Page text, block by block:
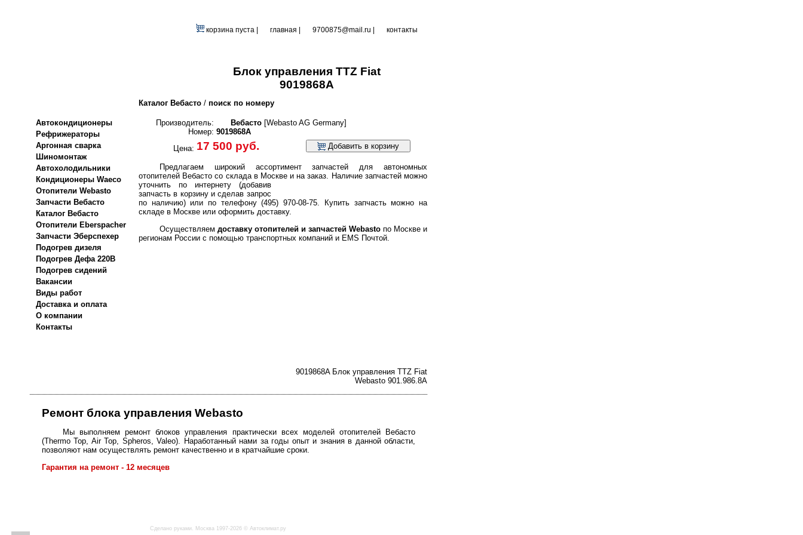
корзина пуста | главная 9700875@mail.ru | контакты
Блок управления TTZ Fiat
9019868A
Автокондиционеры
Рефрижераторы
Аргонная сварка
Шиномонтаж
Автохолодильники
Кондиционеры Waeco
Отопители Webasto
Запчасти Вебасто
Каталог Вебасто
Отопители Eberspacher
Запчасти Эберспехер
Подогрев дизеля
Подогрев Дефа 220В
Подогрев сидений
Вакансии
Виды работ
Доставка и оплата
О компании
Контакты
Каталог Вебасто / поиск по номеру
Производитель:
Номер:
Вебасто [Webasto AG Germany]
9019868A
Цена: 17 500 руб. Добавить в корзину
Предлагаем широкий ассортимент запчастей для автономных
отопителей Вебасто со склада в Москве и на заказ. Наличие запчастей можно
уточнить по интернету (добавив
запчасть в корзину и сделав запрос
по наличию) или по телефону (495) 970-08-75. Купить запчасть можно на
складе в Москве или оформить доставку.
Осуществляем доставку отопителей и запчастей Webasto по Москве и
регионам России с помощью транспортных компаний и EMS Почтой.
9019868A Блок управления TTZ Fiat
Webasto 901.986.8A
Ремонт блока управления Webasto
Мы выполняем ремонт блоков управления практически всех моделей отопителей Вебасто
(Thermo Top, Air Top, Spheros, Valeo). Наработанный нами за годы опыт и знания в данной области,
позволяют нам осуществлять ремонт качественно и в кратчайшие сроки.
Гарантия на ремонт - 12 месяцев
Сделано руками. Москва 1997-2026 © Автоклимат.ру